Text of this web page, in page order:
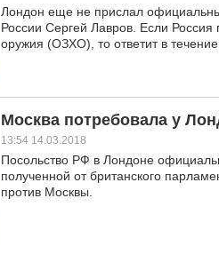
Лондон еще не прислал
России Сергей Лавров. Если
оружия (ОЗХО), то ответит в течение
Москва потребовала у
13:54 14.03.2018
Посольство РФ в Лондоне
полученной от британского
против Москвы.